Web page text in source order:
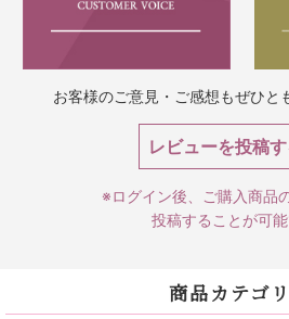
お客様のご意見・ご感想もぜひと
レビューを投稿
※ログイン後、ご購入商品
投稿することが可能
商品カテゴ